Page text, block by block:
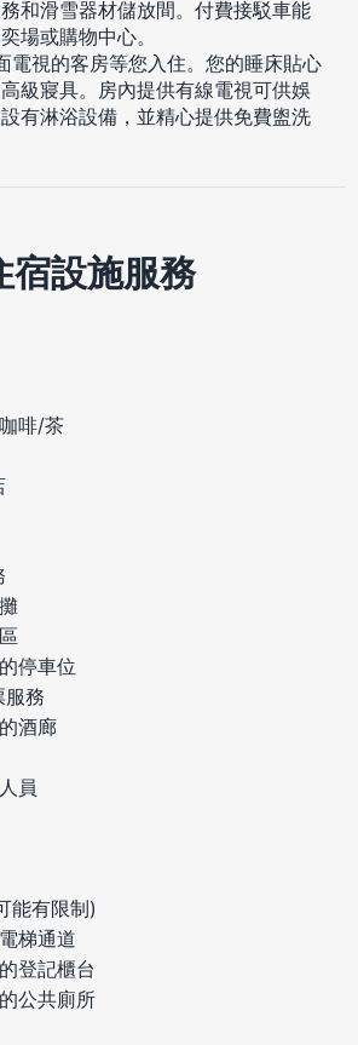
和滑雪器材儲放間。付費接駁車能
場或購物中心。
電視的客房等您入住。您的睡床貼心
級寢具。房內提供有線電視可供娛
有淋浴設備，並精心提供免費盥洗
宿設施服務
啡/茶
停車位
服務
酒廊
員
能有限制)
梯通道
登記櫃台
公共廁所